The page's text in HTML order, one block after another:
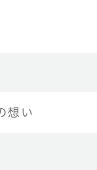
想い